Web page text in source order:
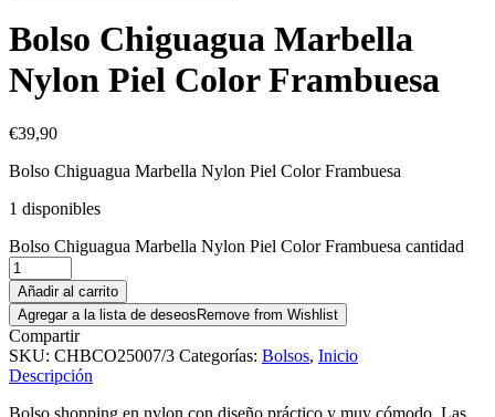
Bolso Chiguagua Marbella
Nylon Piel Color Frambuesa
€39,90
Bolso Chiguagua Marbella Nylon Piel Color Frambuesa
1 disponibles
Bolso Chiguagua Marbella Nylon Piel Color Frambuesa cantidad
Añadir al carrito
Agregar a la lista de deseos Remove from Wishlist
Compartir
SKU: CHBCO25007/3 Categorías: Bolsos, Inicio
Descripción
Bolso shopping en nylon con diseño práctico y muy cómodo. Las